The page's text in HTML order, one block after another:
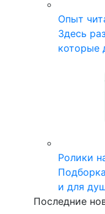
Опыт
Здесь
которые
Ролики
и для
Последние